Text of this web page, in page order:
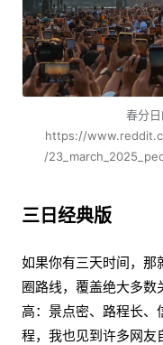
春分日
https://
/
三日经典版
如果你有三天时间，那
圈路线，覆盖绝大多
高：景点密、路程长、
程，我也见到许多网友